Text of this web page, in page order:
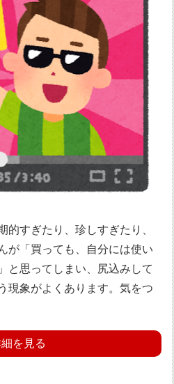
的すぎたり、珍しすぎたり、
が「買っても、自分には使い
と思ってしまい、尻込みして
現象がよくあります。気をつ
を見る